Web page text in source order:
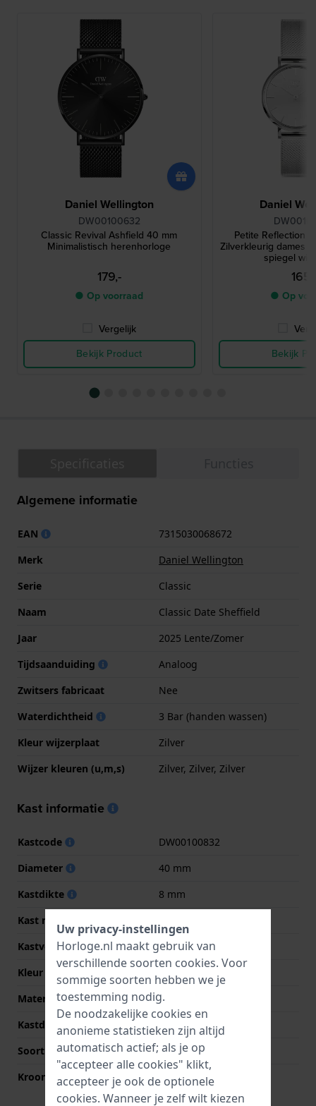
Daniel Wellington
DW00100632
Classic Revival Ashfield 40 mm
Minimalistisch herenhorloge
179,-
● Op voorraad
Vergelijk
Bekijk Product
Daniel
Petite Reflection
Zilverkleurig dames
spiegel
● Op
Bekijk
Algemene informatie
EAN
7315030068672
Merk
Daniel Wellington
Serie
Classic
Naam
Classic Date Sheffield
Jaar
2025 Lente/Zomer
Tijdsaanduiding
Analoog
Zwitsers fabricaat
Nee
Waterdichtheid
3 Bar (handen wassen)
Kleur wijzerplaat
Zilver
Wijzer kleuren (u,m,s)
Zilver, Zilver, Zilver
Kast informatie
Kastcode
DW00100832
Diameter
40 mm
Kastdikte
8 mm
Kast materiaal
Kastvorm
Rond
Kleur kast
Zilver
Materiaal kastdeksel
Roestvrij staal
Kastdeksel
Klikkast
Soort glas
Mineraal
Kroon
Trek kroon
Uw privacy-instellingen
Horloge.nl maakt gebruik van
verschillende soorten cookies. Voor
sommige soorten hebben we je
toestemming nodig.
De noodzakelijke cookies en
anonieme statistieken zijn altijd
automatisch actief; als je op
"accepteer alle cookies" klikt,
accepteer je ook de optionele
cookies. Wanneer je zelf wilt kiezen